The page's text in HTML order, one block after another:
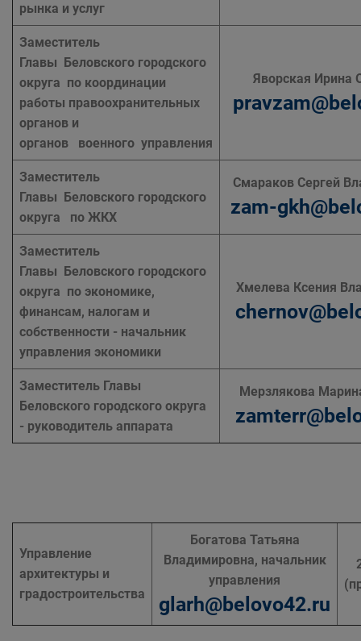
рынка и услуг
Заместитель
Главы Беловского городского
округа по координации
работы правоохранительных
органов и
органов военного управления
Яворская Ирина
Заместитель
Главы Беловского городского
округа по ЖКХ
Смараков Сергей
zam-
Заместитель
Главы Беловского городского
округа по экономике,
финансам, налогам и
собственности - начальник
управления экономики
Хмелева Ксения
Заместитель Главы
Беловского городского округа
- руководитель аппарата
Мерзлякова
Управление
архитектуры и
градостроительства
Богатова Татьяна
Владимировна, начальник
управления
glarh@belovo42.ru